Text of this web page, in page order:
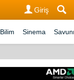
Giriş
Bilim Sinema